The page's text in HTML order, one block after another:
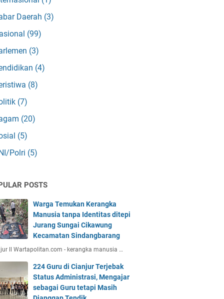
Daerah (3)
(99)
(3)
(4)
(8)
(7)
(20)
(5)
Polri (5)
POSTS
Warga Temukan Kerangka
Manusia tanpa Identitas ditepi
Jurang Sungai Cikawung
Kecamatan Sindangbarang
ll Wartapolitan.com - kerangka manusia …
224 Guru di Cianjur Terjebak
Status Administrasi, Mengajar
sebagai Guru tetapi Masih